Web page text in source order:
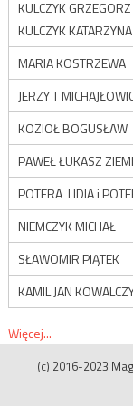
KULCZYK
KULCZYK KATARZYNA
MARIA KOSTRZEWA
JERZY T
KOZIOŁ BOGUSŁAW
PAWEŁ ŁUKASZ
POTERA LIDIA i
NIEMCZYK MICHAŁ
SŁAWOMIR PIĄTEK
KAMIL JAN
Więcej...
(c) 2016-2023